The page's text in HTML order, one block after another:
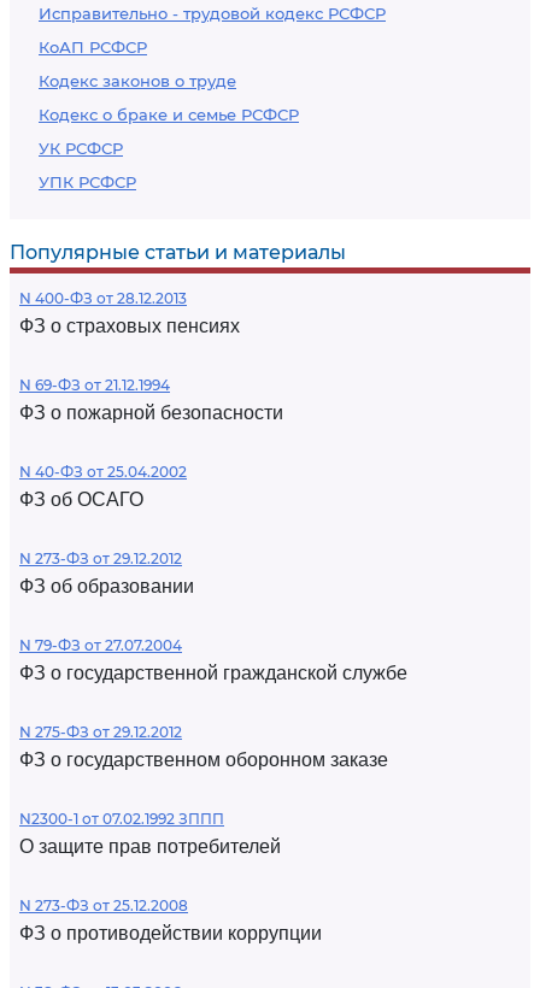
Исправительно - трудовой кодекс РСФСР
КоАП РСФСР
Кодекс законов о труде
Кодекс о браке и семье РСФСР
УК РСФСР
УПК РСФСР
Популярные статьи и материалы
N 400-ФЗ от 28.12.2013
ФЗ о страховых пенсиях
N 69-ФЗ от 21.12.1994
ФЗ о пожарной безопасности
N 40-ФЗ от 25.04.2002
ФЗ об ОСАГО
N 273-ФЗ от 29.12.2012
ФЗ об образовании
N 79-ФЗ от 27.07.2004
ФЗ о государственной гражданской службе
N 275-ФЗ от 29.12.2012
ФЗ о государственном оборонном заказе
N2300-1 от 07.02.1992 ЗППП
О защите прав потребителей
N 273-ФЗ от 25.12.2008
ФЗ о противодействии коррупции